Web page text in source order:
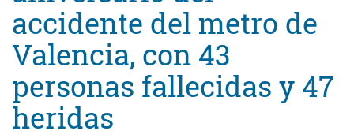
accidente del metro de
Valencia, con 43
personas fallecidas y 47
heridas